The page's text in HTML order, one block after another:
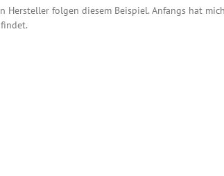
Hersteller folgen diesem Beispiel. Anfangs hat